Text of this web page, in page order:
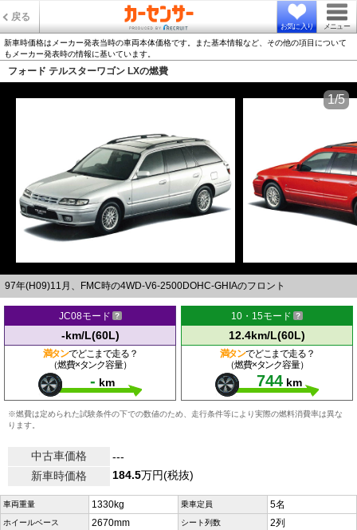
戻る
お気に入り メニュー
新車時価格はメーカー発表当時の車両本体価格です。また基本情報など、その他の項目について
もメーカー発表時の情報に基いています。
フォード テルスターワゴン LXの燃費
97年(H09)11月、FMC時の4WD-V6-2500DOHC-GHIAのフロント
1/5
JC08モード
-km/L(60L)
満タンでどこまで走る？
（燃費×タンク容量）
- km
10・15モード
12.4km/L(60L)
満タンでどこまで走る？
（燃費×タンク容量）
744 km
※燃費は定められた試験条件の下での数値のため、走行条件等により実際の燃料消費率は異な
ります。
中古車価格
---
新車時価格
184.5万円(税抜)
車両重量 1330kg 乗車定員 5名
ホイールベース 2670mm シート列数 2列